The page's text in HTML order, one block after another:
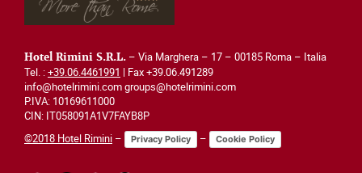
Hotel Rimini S.R.L. – Via Marghera – 17 – 00185 Roma – Italia
Tel. :+39.06.4461991 | Fax +39.06.491289
info@hotelrimini.com groups@hotelrimini.com
P.IVA: 10169611000
CIN: IT058091A1V7FAYB8P
©2018 Hotel Rimini – Privacy Policy – Cookie Policy